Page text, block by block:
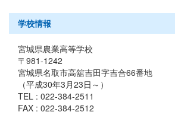
学校情報
宮城県農業高等学校
〒981-1242
宮城県名取市高舘吉田字吉合66番地
（平成30年3月23日～）
TEL : 022-384-2511
FAX : 022-384-2512